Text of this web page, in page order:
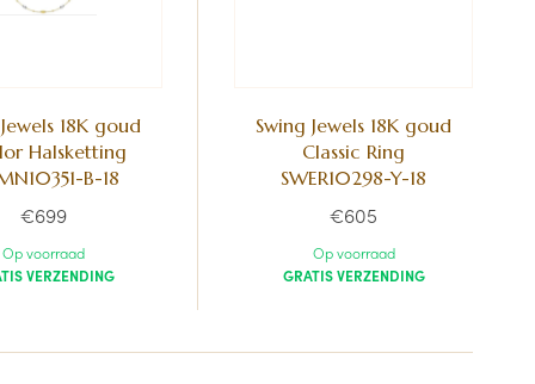
18K goud
Halsketting
B-18
€699
Op voorraad
VERZENDING
Swing Jewels 18K goud
Classic Ring
SWER10298-Y-18
€605
Op voorraad
GRATIS VERZENDING